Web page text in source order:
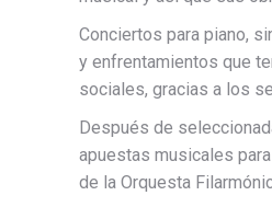
Conciertos para piano,
y enfrentamientos que
sociales, gracias a los
Después de
apuestas musicales
de la Orquesta